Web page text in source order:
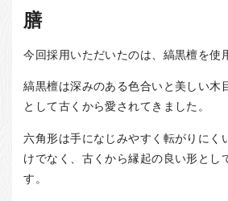
膳
今回採用いただいたのは、縞黒檀を使
縞黒檀は深みのある色合いと美しい木
として古くから愛されてきました。
六角形は手になじみやすく転がりにく
けでなく、古くから縁起の良い形とし
す。